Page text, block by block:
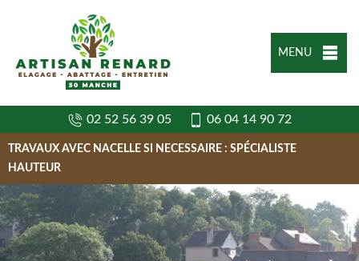
MENU
02 52 56 39 05 06 04 14 90 72
TRAVAUX AVEC NACELLE SI NECESSAIRE : SPÉCIALISTE
HAUTEUR